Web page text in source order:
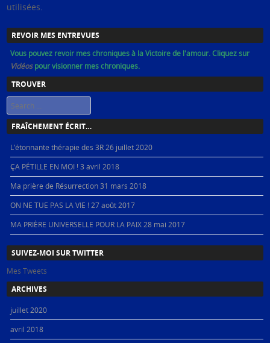
utilisées.
REVOIR MES ENTREVUES
Vous pouvez revoir mes chroniques à la Victoire de l'amour. Cliquez sur
Vidéospour visionner mes chroniques.
TROUVER
Search
FRAÎCHEMENT ÉCRIT…
L’étonnante thérapie des 3R 26 juillet 2020
ÇA PÉTILLE EN MOI !3 avril 2018
Ma prière de Résurrection31 mars 2018
ON NE TUE PAS LA VIE ! 27 août 2017
MA PRIÈRE UNIVERSELLE POUR LA PAIX 28 mai 2017
SUIVEZ-MOI SUR TWITTER
Mes Tweets
ARCHIVES
juillet 2020
avril 2018